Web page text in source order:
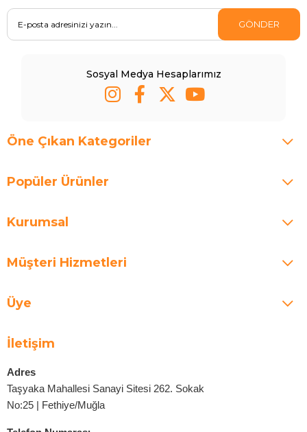
GÖNDER
Sosyal Medya Hesaplarımız
Öne Çıkan Kategoriler
Popüler Ürünler
Kurumsal
Müşteri Hizmetleri
Üye
İletişim
Adres
Taşyaka Mahallesi Sanayi Sitesi 262. Sokak
No:25 | Fethiye/Muğla